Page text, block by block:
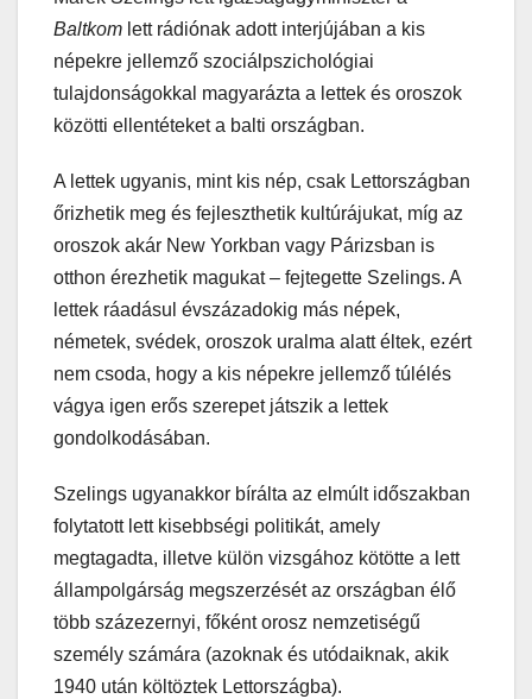
Baltkom lett rádiónak adott interjújában a kis
népekre jellemző szociálpszichológiai
tulajdonságokkal magyarázta a lettek és oroszok
közötti ellentéteket a balti országban.
A lettek ugyanis, mint kis nép, csak Lettországban
őrizhetik meg és fejleszthetik kultúrájukat, míg az
oroszok akár New Yorkban vagy Párizsban is
otthon érezhetik magukat – fejtegette Szelings. A
lettek ráadásul évszázadokig más népek,
németek, svédek, oroszok uralma alatt éltek, ezért
nem csoda, hogy a kis népekre jellemző túlélés
vágya igen erős szerepet játszik a lettek
gondolkodásában.
Szelings ugyanakkor bírálta az elmúlt időszakban
folytatott lett kisebbségi politikát, amely
megtagadta, illetve külön vizsgához kötötte a lett
állampolgárság megszerzését az országban élő
több százezernyi, főként orosz nemzetiségű
személy számára (azoknak és utódaiknak, akik
1940 után költöztek Lettországba).